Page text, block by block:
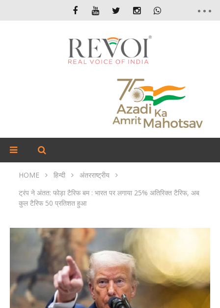
HOME हिन्दी
अंतरराष्ट्रीय
ट्रंप ने अंतत: फोड़ा टैरिफ बम : भारत पर लगाया 25% अतिरिक्त टैरिफ, अब
कुल टैरिफ 50 प्रतिशत हुआ